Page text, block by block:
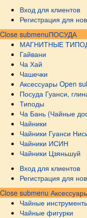
Вход для клиентов
Регистрация для
Close submenuПОСУДА
МАГНИТНЫЕ
Гайвани
Ча Хай
Чашечки
Аксессуары Open
Посуда Гуанси,
Типоды
Ча Бань (Чайные
Чайники
Чайники Гуанси
Чайники ИСИН
Чайники Цзяньшуй
Вход для клиентов
Регистрация для
Close submenu
Чайные
Чайные фигурки